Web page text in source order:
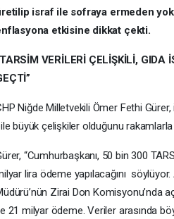
israf ile sofraya ermeden
etkisine dikkat çekti.
VERİLERİ ÇELİŞKİLİ, GIDA
Niğde Milletvekili Ömer Fethi Gürer,
büyük çelişkiler olduğunu
“Cumhurbaşkanı, 50 bin 300
lira ödeme yapılacağını
Zirai Don Komisyonu’nda
21 milyar ödeme. Veriler arasında